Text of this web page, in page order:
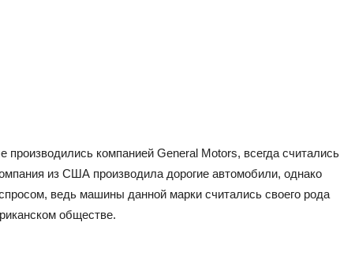
компанией General Motors, всегда считались
из США производила дорогие автомобили, однако
ведь машины данной марки считались своего рода
обществе.